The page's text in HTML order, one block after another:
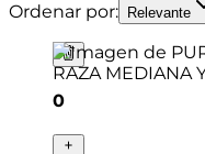
Ordenar por: Relevante
0